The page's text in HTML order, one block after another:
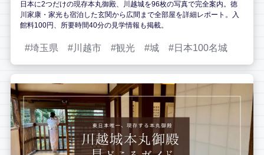
日本に2つだけの現存本丸御殿、川越城を96枚の写真で完全案内。徳
川家康・家光も宿泊した玄関から広間まで全部屋を詳細レポート。入
館料100円、所要時間40分の見学情報も掲載。
埼玉県 川越市 観光 城 日本100名城